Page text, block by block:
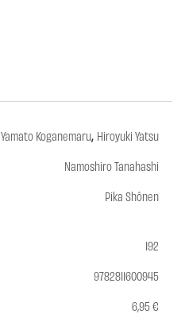
Yamato Koganemaru, Hiroyuki Yatsu
Namoshiro Tanahashi
Pika Shônen
192
9782811600945
6,95 €